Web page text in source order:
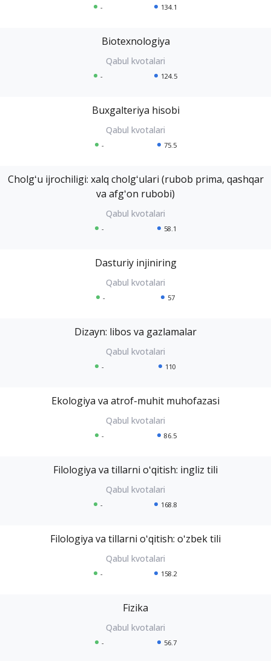
- 134.1
Biotexnologiya
- 124.5
Buxgalteriya hisobi
- 75.5
Cholgʻu ijrochiligi: xalq cholgʻulari (rubob prima, qashqar
va afgʻon rubobi)
- 58.1
Dasturiy injiniring
- 57
Dizayn: libos va gazlamalar
- 110
Ekologiya va atrof-muhit muhofazasi
- 86.5
Filologiya va tillarni oʻqitish: ingliz tili
- 168.8
Filologiya va tillarni oʻqitish: oʻzbek tili
- 158.2
Fizika
- 56.7